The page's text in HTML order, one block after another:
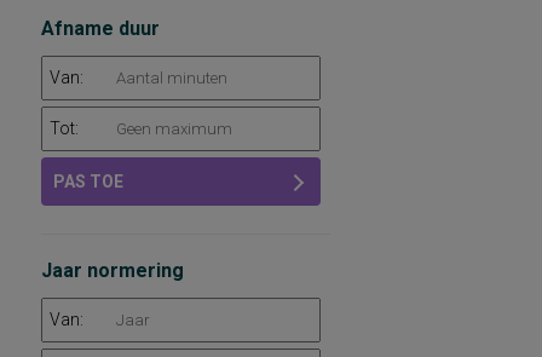
Afname duur
Van:
Tot:
PAS TOE
Jaar normering
Van: